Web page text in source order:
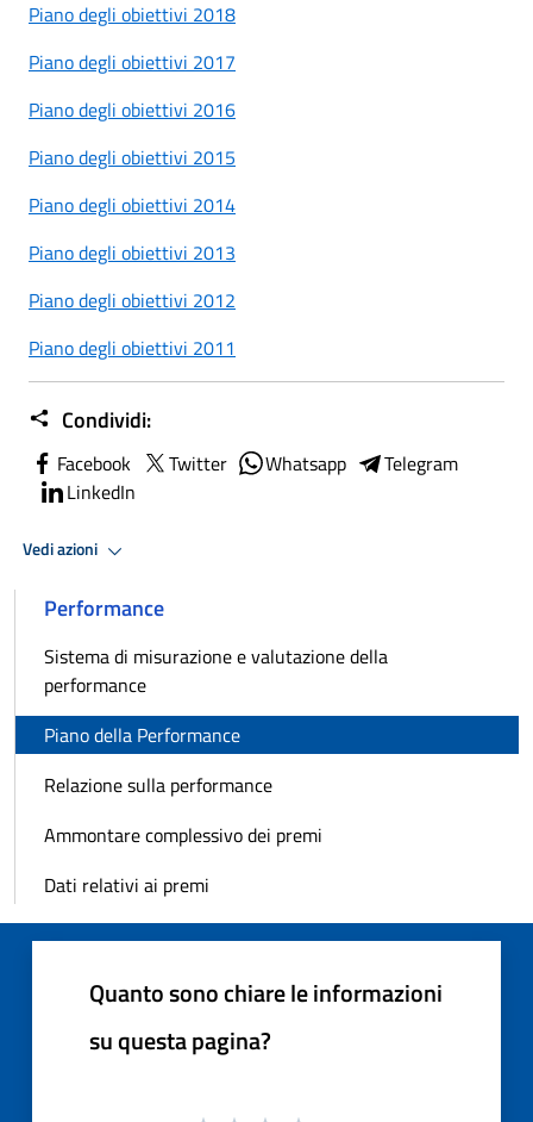
Piano degli obiettivi 2018
Piano degli obiettivi 2017
Piano degli obiettivi 2016
Piano degli obiettivi 2015
Piano degli obiettivi 2014
Piano degli obiettivi 2013
Piano degli obiettivi 2012
Piano degli obiettivi 2011
Condividi:
Facebook Twitter Whatsapp
Telegram
LinkedIn
Vedi azioni
Performance
Sistema di misurazione e valutazione della
performance
Piano della Performance
Relazione sulla performance
Ammontare complessivo dei premi
Dati relativi ai premi
Quanto sono chiare le informazioni
su questa pagina?